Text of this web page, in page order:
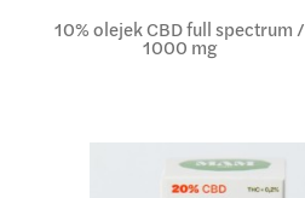
10% olejek CBD full spectrum /
1000 mg